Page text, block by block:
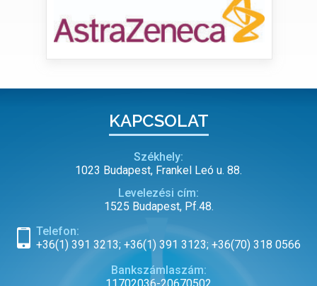
KAPCSOLAT
Székhely:
1023 Budapest, Frankel Leó u. 88.
Levelezési cím:
1525 Budapest, Pf.48.
Telefon:
+36(1) 391 3213; +36(1) 391 3123; +36(70) 318 0566
Bankszámlaszám:
11702036-20670502